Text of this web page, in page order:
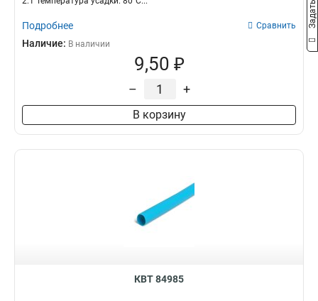
Подробнее Сравнить
Наличие: В наличии
9,50 ₽
– +
В корзину
КВТ 84985